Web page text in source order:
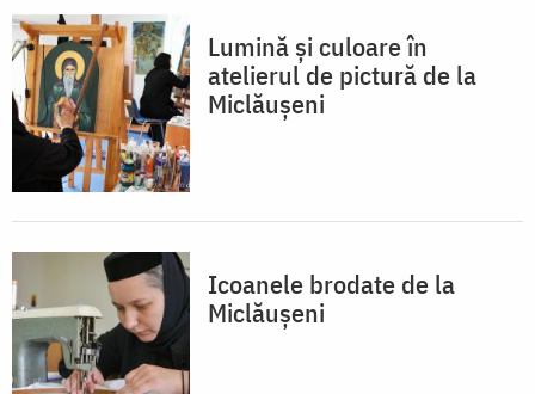
Lumină și culoare în
atelierul de pictură de la
Miclăușeni
Icoanele brodate de la
Miclăușeni